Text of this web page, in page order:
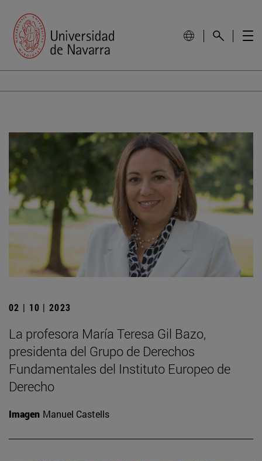
02 | 10 | 2023
La profesora María Teresa Gil Bazo,
presidenta del Grupo de Derechos
Fundamentales del Instituto Europeo de
Derecho
Imagen Manuel Castells